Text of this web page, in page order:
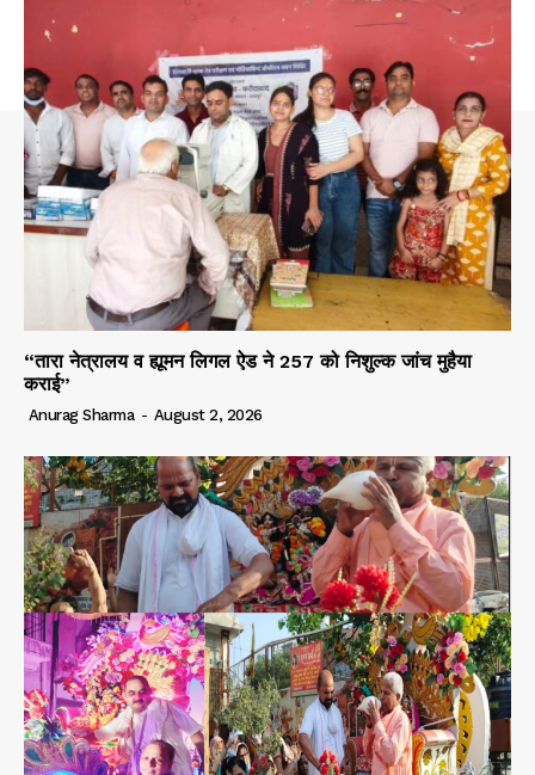
“तारा नेत्रालय व ह्यूमन लिगल ऐड ने 257 को निशुल्क जांच मुहैया
कराई”
Anurag Sharma - August 2, 2026